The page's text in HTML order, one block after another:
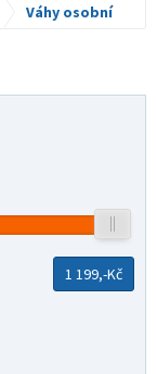
Váhy osobní
1 199,-Kč